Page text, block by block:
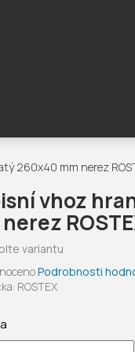
vhoz
variantu
Podrobnosti
ROSTEX
260x40 mm nerez